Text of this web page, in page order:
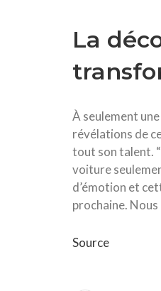
La
À seulement
révélations de
tout son talent.
voiture
d’émotion et
prochaine.
Source